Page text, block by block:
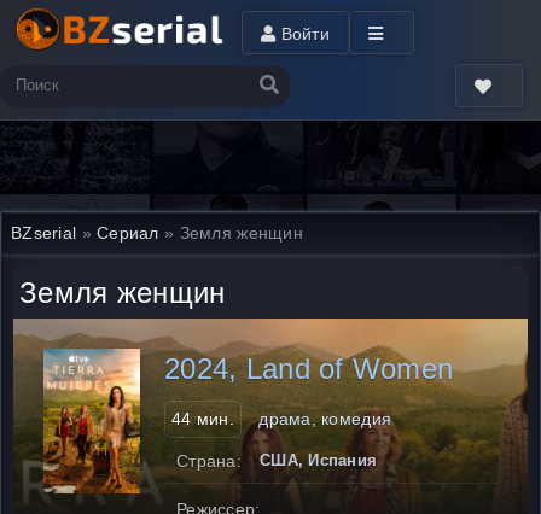
Войти
BZserial »Сериал » Земля женщин
Земля женщин
2024, Land of Women
44 мин. драма, комедия
Страна: США, Испания
Режиссер: